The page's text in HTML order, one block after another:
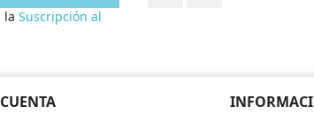
la Suscripción al